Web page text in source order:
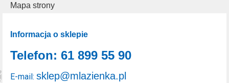
Mapa strony
Informacja o sklepie
Telefon: 61 899 55 90
E-mail: sklep@mlazienka.pl